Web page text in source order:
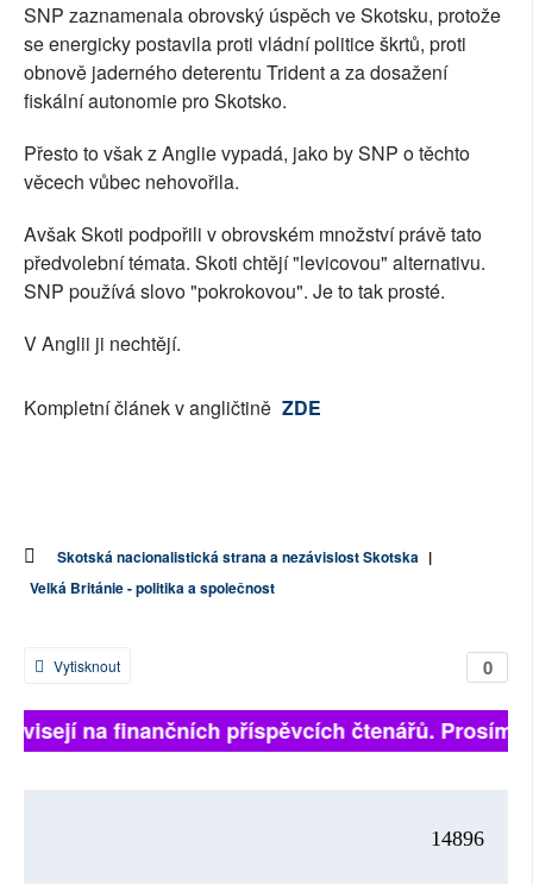
SNP zaznamenala obrovský úspěch ve Skotsku, protože
se energicky postavila proti vládní politice škrtů, proti
obnově jaderného deterentu Trident a za dosažení
fiskální autonomie pro Skotsko.
Přesto to však z Anglie vypadá, jako by SNP o těchto
věcech vůbec nehovořila.
Avšak Skoti podpořili v obrovském množství právě tato
předvolební témata. Skoti chtějí "levicovou" alternativu.
SNP používá slovo "pokrokovou". Je to tak prosté.
V Anglii ji nechtějí.
Kompletní článek v angličtině ZDE
Skotská nacionalistická strana a nezávislost Skotska |
Velká Británie - politika a společnost
0
Vytisknout
na finančních příspěvcích čtenářů.
14896